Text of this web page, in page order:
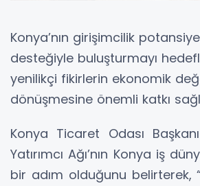
Konya’nın girişimcilik
desteğiyle buluşturmayı
yenilikçi fikirlerin ekonomik
dönüşmesine önemli katkı
Konya Ticaret Odası
Yatırımcı Ağı’nın Konya iş
bir adım olduğunu belirterek,